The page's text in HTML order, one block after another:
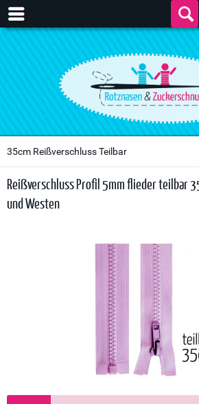
35cm Reißverschluss Teilbar
Reißverschluss Profil 5mm flieder teilbar
und Westen